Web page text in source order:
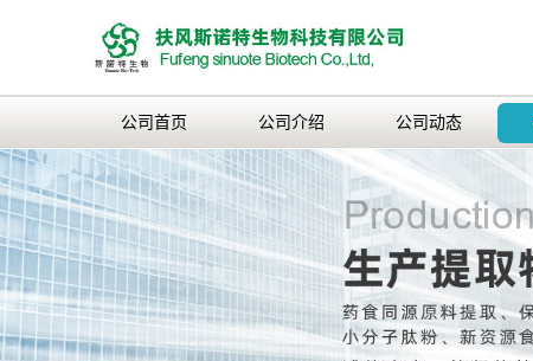
公司首页 公司介绍 公司动态